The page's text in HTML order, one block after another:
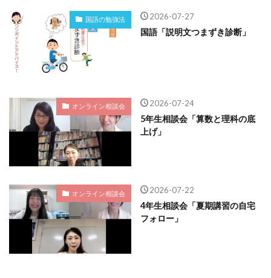
国語の勉強法 2026-07-27
国語「説明文つまずき診断」
オンライン相談会 2026-07-24
5年生相談会「算数と理科の底
上げ」
オンライン相談会 2026-07-22
4年生相談会「夏期講習の自宅
フォロー」